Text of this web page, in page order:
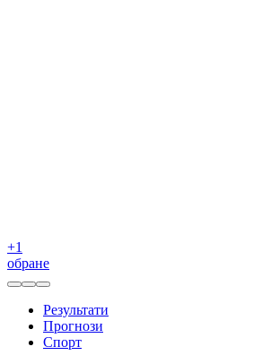
+1
обране
Результати
Прогнози
Спорт